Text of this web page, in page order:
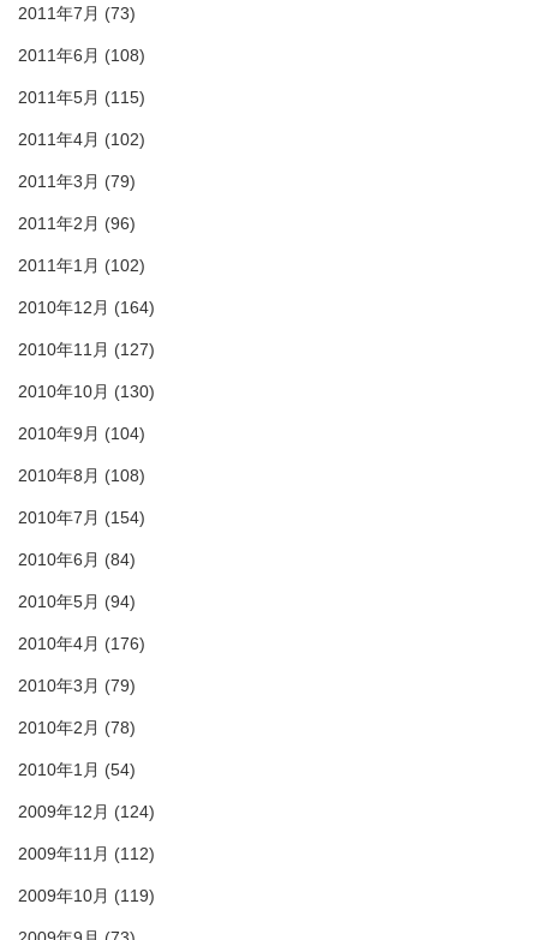
2011年7月 (73)
2011年6月 (108)
2011年5月 (115)
2011年4月 (102)
2011年3月 (79)
2011年2月 (96)
2011年1月 (102)
2010年12月 (164)
2010年11月 (127)
2010年10月 (130)
2010年9月 (104)
2010年8月 (108)
2010年7月 (154)
2010年6月 (84)
2010年5月 (94)
2010年4月 (176)
2010年3月 (79)
2010年2月 (78)
2010年1月 (54)
2009年12月 (124)
2009年11月 (112)
2009年10月 (119)